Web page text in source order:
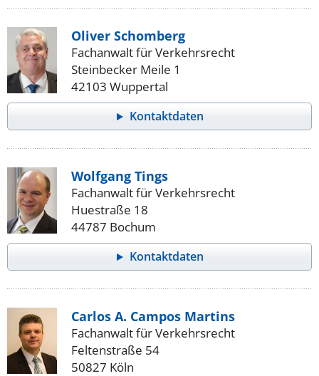
Oliver Schomberg
Fachanwalt für Verkehrsrecht
Steinbecker Meile 1
42103 Wuppertal
Kontaktdaten
Wolfgang Tings
Fachanwalt für Verkehrsrecht
Huestraße 18
44787 Bochum
Kontaktdaten
Carlos A. Campos Martins
Fachanwalt für Verkehrsrecht
Feltenstraße 54
50827 Köln